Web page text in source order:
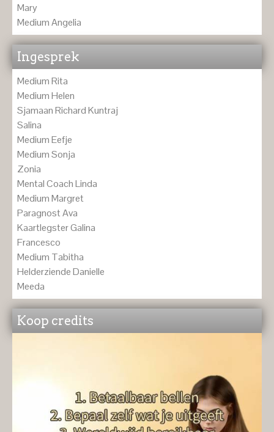
Mary
Medium Angelia
Ingesprek
Medium Rita
Medium Helen
Sjamaan Richard Kuntraj
Salina
Medium Eefje
Medium Sonja
Zonia
Mental Coach Linda
Medium Margret
Paragnost Ava
Kaartlegster Galina
Francesco
Medium Tabitha
Helderziende Danielle
Meeda
Koop credits